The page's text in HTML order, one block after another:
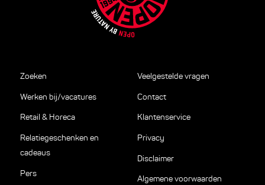
Zoeken
Werken bij/vacatures
Retail & Horeca
Relatiegeschenken en
cadeaus
Pers
Veelgestelde vragen
Contact
Klantenservice
Privacy
Disclaimer
Algemene voorwaarden